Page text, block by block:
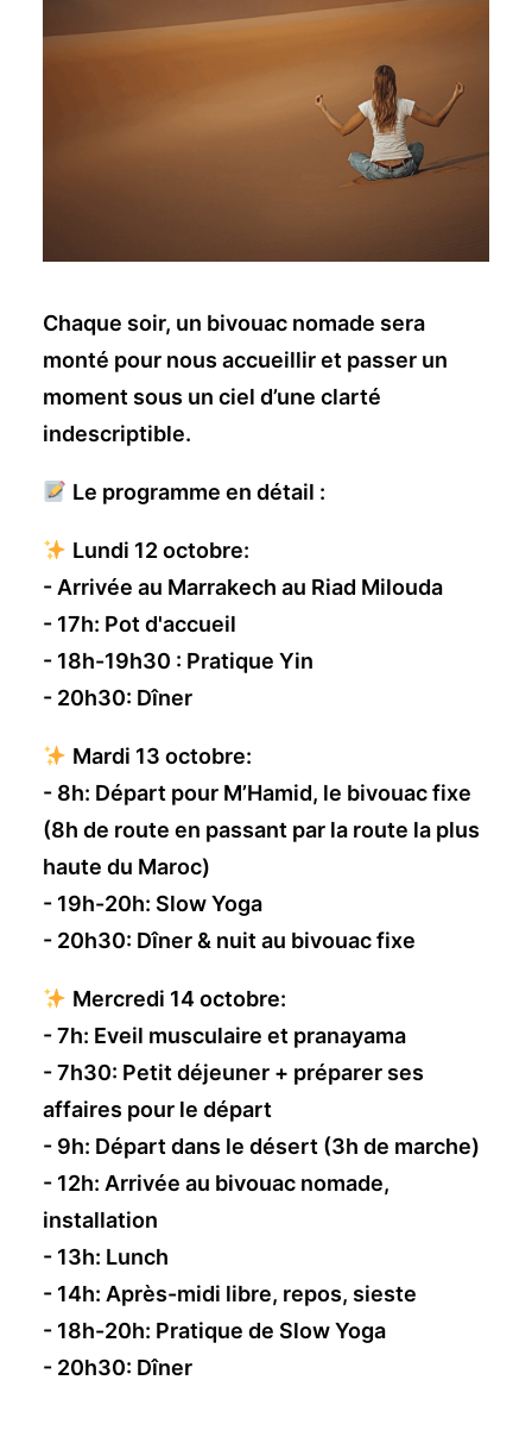
Chaque soir, un bivouac nomade sera
monté pour nous accueillir et passer un
moment sous un ciel d’une clarté
indescriptible.
Le programme en détail :
Lundi 12 octobre:
- Arrivée au Marrakech au Riad Milouda
- 17h: Pot d'accueil
- 18h-19h30 : Pratique Yin
- 20h30: Dîner
Mardi 13 octobre:
- 8h: Départ pour M’Hamid, le bivouac fixe
(8h de route en passant par la route la plus
haute du Maroc)
- 19h-20h: Slow Yoga
- 20h30: Dîner & nuit au bivouac fixe
Mercredi 14 octobre:
- 7h: Eveil musculaire et pranayama
- 7h30: Petit déjeuner + préparer ses
affaires pour le départ
- 9h: Départ dans le désert (3h de marche)
- 12h: Arrivée au bivouac nomade,
installation
- 13h: Lunch
- 14h: Après-midi libre, repos, sieste
- 18h-20h: Pratique de Slow Yoga
- 20h30: Dîner